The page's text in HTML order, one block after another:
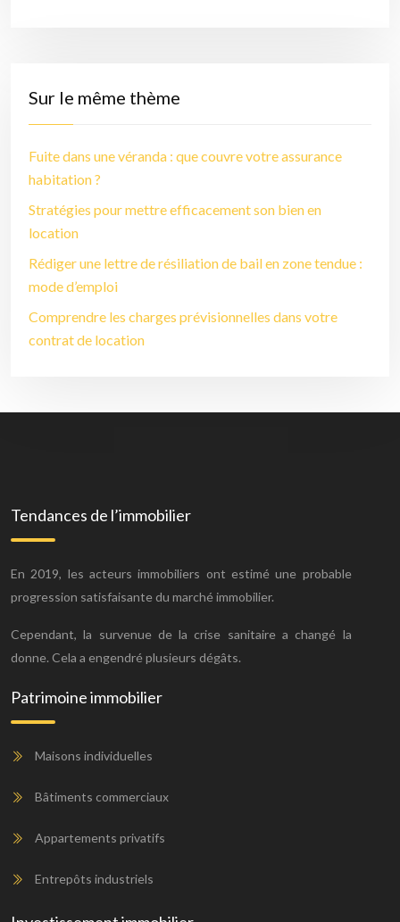
Sur le même thème
Fuite dans une véranda : que couvre votre assurance
habitation ?
Stratégies pour mettre efficacement son bien en
location
Rédiger une lettre de résiliation de bail en zone tendue :
mode d’emploi
Comprendre les charges prévisionnelles dans votre
contrat de location
Tendances de l’immobilier
En 2019, les acteurs immobiliers ont estimé une probable
progression satisfaisante du marché immobilier.
Cependant, la survenue de la crise sanitaire a changé la
donne. Cela a engendré plusieurs dégâts.
Patrimoine immobilier
Maisons individuelles
Bâtiments commerciaux
Appartements privatifs
Entrepôts industriels